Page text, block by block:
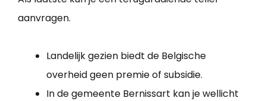
aanvragen.
Landelijk gezien biedt de Belgische
overheid geen premie of subsidie.
In de gemeente Bernissart kan je wellicht